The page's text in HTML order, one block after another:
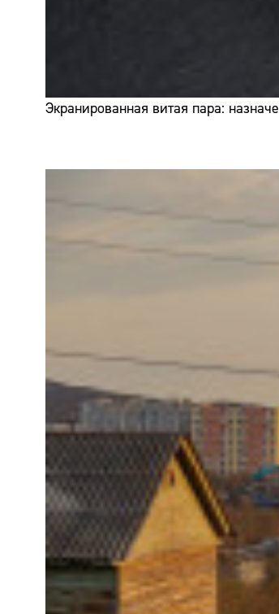
Экранированная витая пара: